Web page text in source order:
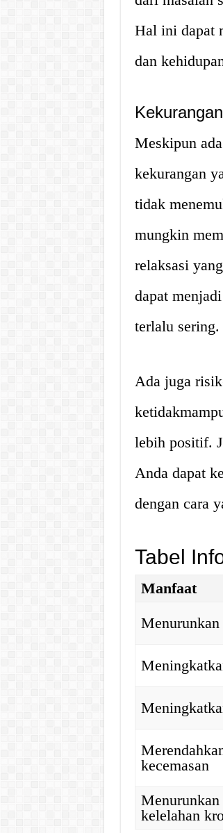
Hal ini dapat
dan
Meskipun
kekurangan
tidak
mungkin
relaksasi
dapat
terlalu sering.
Ada juga
lebih positif.
Anda dapat
dengan cara
Tabel
Manfaat
Menurunkan
kecemasan
kelelahan